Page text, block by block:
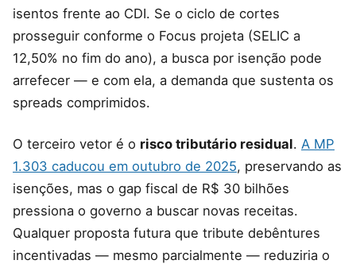
isentos frente ao CDI. Se o ciclo de cortes
prosseguir conforme o Focus projeta (SELIC a
12,50% no fim do ano), a busca por isenção pode
arrefecer — e com ela, a demanda que sustenta os
spreads comprimidos.
O terceiro vetor é o risco tributário residual. A MP
1.303 caducou em outubro de 2025, preservando as
isenções, mas o gap fiscal de R$ 30 bilhões
pressiona o governo a buscar novas receitas.
Qualquer proposta futura que tribute debêntures
incentivadas — mesmo parcialmente — reduziria o